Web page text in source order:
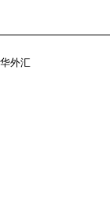
外汇